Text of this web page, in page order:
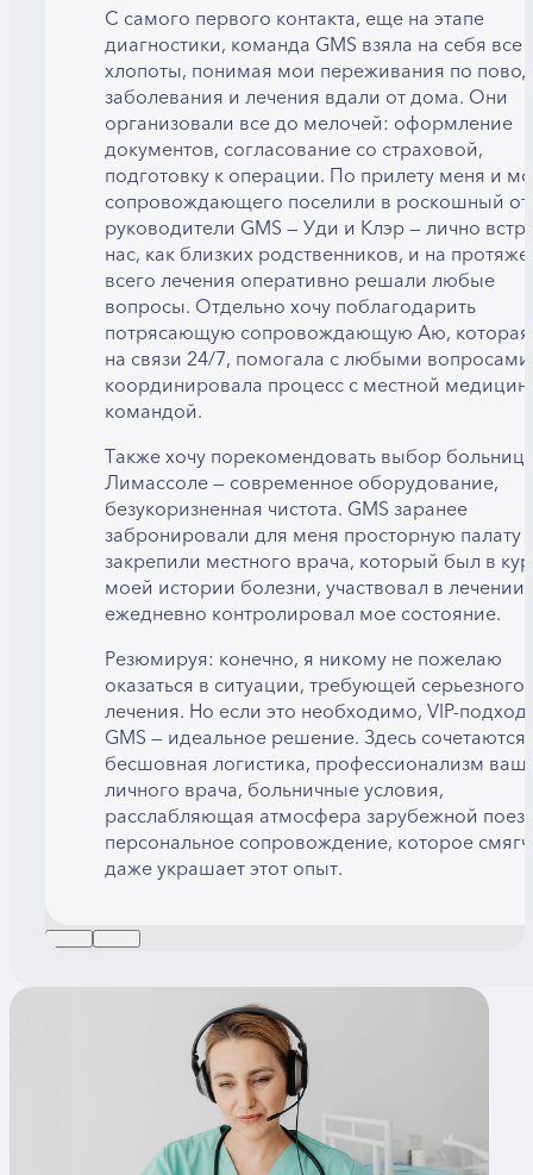
С самого первого контакта, еще на этапе
диагностики, команда GMS взяла на себя все
хлопоты, понимая мои переживания по
заболевания и лечения вдали от дома. Они
организовали все до мелочей: оформление
документов, согласование со страховой,
подготовку к операции. По прилету меня и
сопровождающего поселили в роскошный
руководители GMS — Уди и Клэр — лично
нас, как близких родственников, и на
всего лечения оперативно решали любые
вопросы. Отдельно хочу поблагодарить
потрясающую сопровождающую Аю,
на связи 24/7, помогала с любыми
координировала процесс с местной
командой.
Также хочу порекомендовать выбор
Лимассоле — современное оборудование,
безукоризненная чистота. GMS заранее
забронировали для меня просторную палату
закрепили местного врача, который был в
моей истории болезни, участвовал в лечении
ежедневно контролировал мое состояние.
Резюмируя: конечно, я никому не пожелаю
оказаться в ситуации, требующей серьезного
лечения. Но если это необходимо, VIP-подход
GMS — идеальное решение. Здесь сочетаются
бесшовная логистика, профессионализм
личного врача, больничные условия,
расслабляющая атмосфера зарубежной
персональное сопровождение, которое
даже украшает этот опыт.